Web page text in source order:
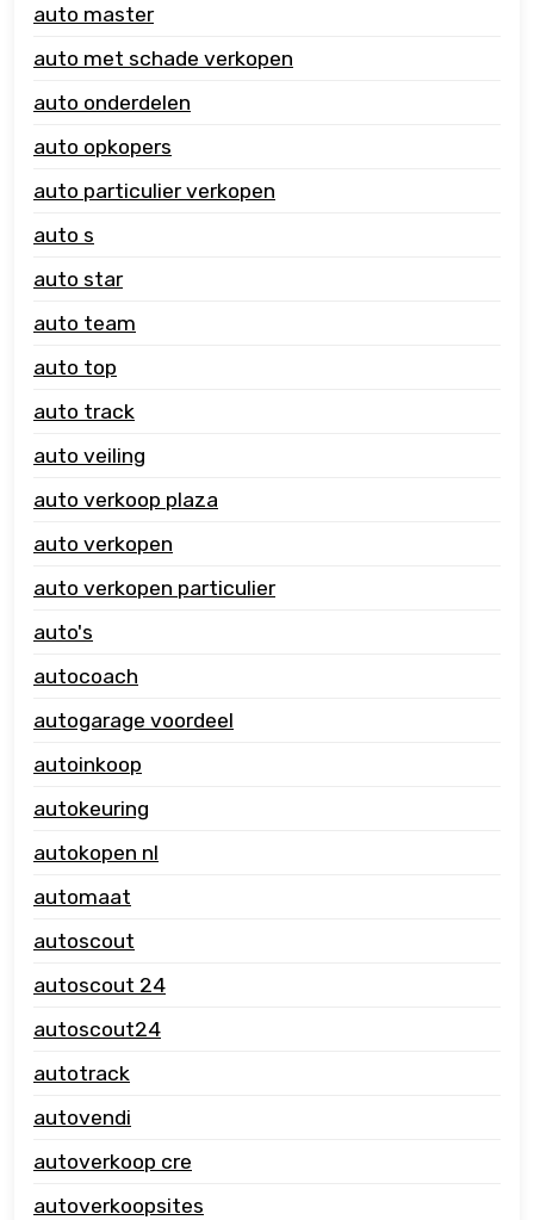
auto master
auto met schade verkopen
auto onderdelen
auto opkopers
auto particulier verkopen
auto s
auto star
auto team
auto top
auto track
auto veiling
auto verkoop plaza
auto verkopen
auto verkopen particulier
auto's
autocoach
autogarage voordeel
autoinkoop
autokeuring
autokopen nl
automaat
autoscout
autoscout 24
autoscout24
autotrack
autovendi
autoverkoop cre
autoverkoopsites